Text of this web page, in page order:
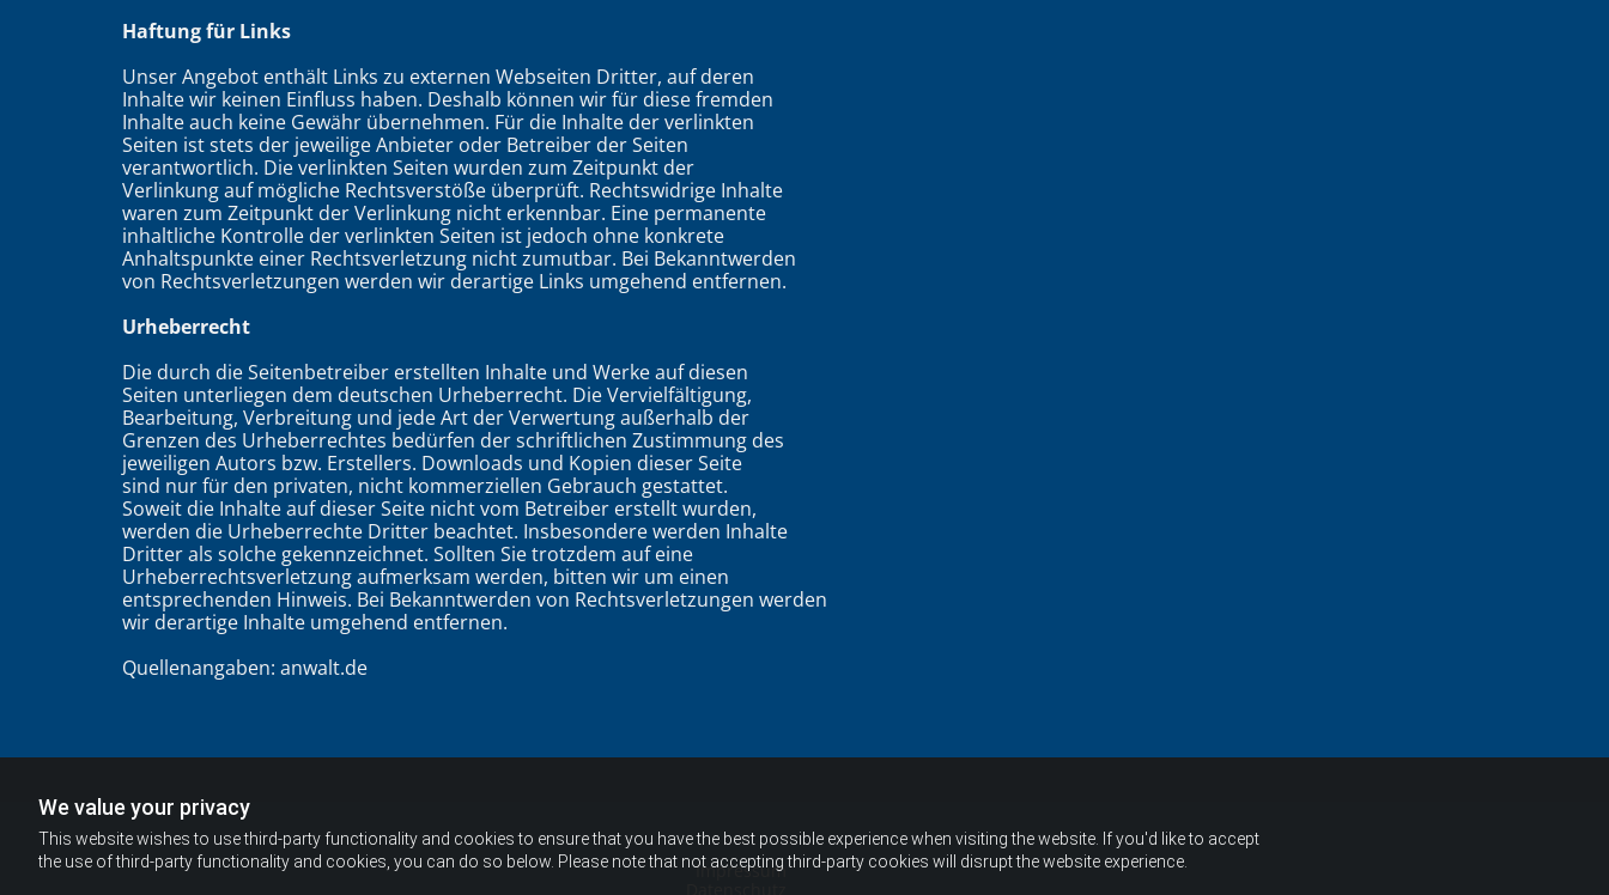
We value your privacy
This website wishes to use third-party functionality and cookies to ensure that you have the best possible experience when visiting the website. If you'd like to accept
the use of third-party functionality and cookies, you can do so below. Please note that not accepting third-party cookies will disrupt the website experience.
Haftung für Links
Unser Angebot enthält Links zu externen Webseiten Dritter, auf deren
Inhalte wir keinen Einfluss haben. Deshalb können wir für diese fremden
Inhalte auch keine Gewähr übernehmen. Für die Inhalte der verlinkten
Seiten ist stets der jeweilige Anbieter oder Betreiber der Seiten
verantwortlich. Die verlinkten Seiten wurden zum Zeitpunkt der
Verlinkung auf mögliche Rechtsverstöße überprüft. Rechtswidrige Inhalte
waren zum Zeitpunkt der Verlinkung nicht erkennbar. Eine permanente
inhaltliche Kontrolle der verlinkten Seiten ist jedoch ohne konkrete
Anhaltspunkte einer Rechtsverletzung nicht zumutbar. Bei Bekanntwerden
von Rechtsverletzungen werden wir derartige Links umgehend entfernen.
Urheberrecht
Die durch die Seitenbetreiber erstellten Inhalte und Werke auf diesen
Seiten unterliegen dem deutschen Urheberrecht. Die Vervielfältigung,
Bearbeitung, Verbreitung und jede Art der Verwertung außerhalb der
Grenzen des Urheberrechtes bedürfen der schriftlichen Zustimmung des
jeweiligen Autors bzw. Erstellers. Downloads und Kopien dieser Seite
sind nur für den privaten, nicht kommerziellen Gebrauch gestattet.
Soweit die Inhalte auf dieser Seite nicht vom Betreiber erstellt wurden,
werden die Urheberrechte Dritter beachtet. Insbesondere werden Inhalte
Dritter als solche gekennzeichnet. Sollten Sie trotzdem auf eine
Urheberrechtsverletzung aufmerksam werden, bitten wir um einen
entsprechenden Hinweis. Bei Bekanntwerden von Rechtsverletzungen werden
wir derartige Inhalte umgehend entfernen.
Quellenangaben: anwalt.de
Impressum